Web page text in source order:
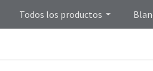
Todos los productos